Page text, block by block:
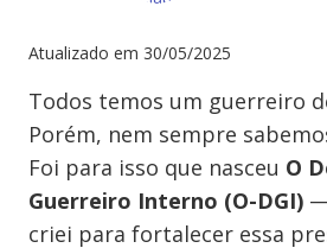
Atualizado em 30/05/2025
Todos temos um guerreiro
Porém, nem sempre
Foi para isso que nasceu O
Guerreiro Interno (O-DGI)
criei para fortalecer essa